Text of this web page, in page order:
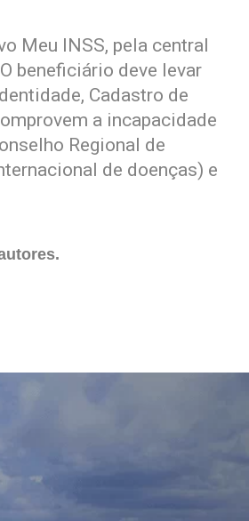
Meu INSS, pela central
beneficiário deve levar
Cadastro de
a incapacidade
Regional de
de doenças) e